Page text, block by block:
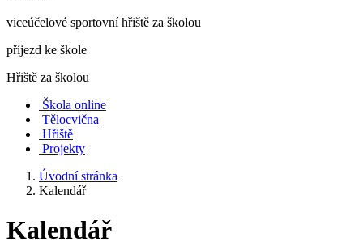
viceúčelové sportovní hřiště za školou
příjezd ke škole
Hřiště za školou
Škola online
Tělocvična
Hřiště
Projekty
Úvodní stránka
Kalendář
Kalendář